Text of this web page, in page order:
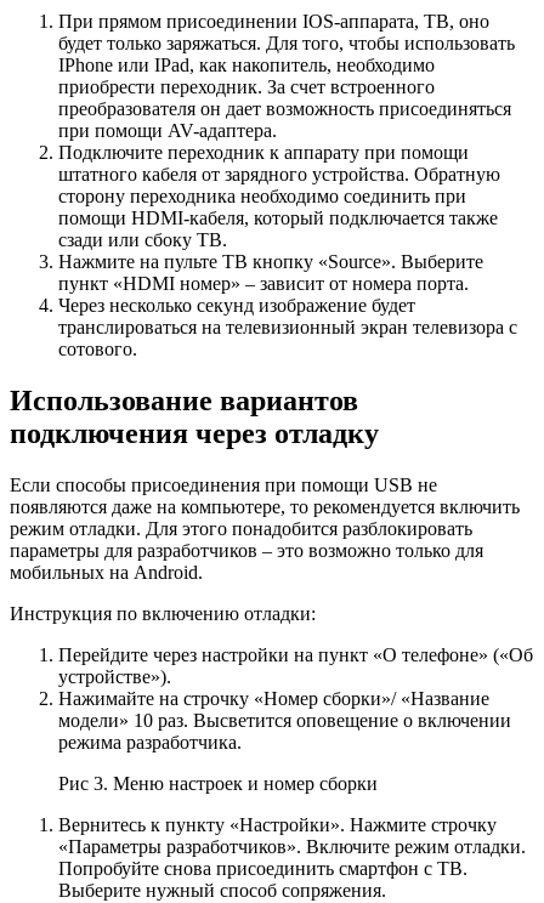
При прямом присоединении IOS-аппарата, ТВ, оно
будет только заряжаться. Для того, чтобы использовать
IPhone или IPad, как накопитель, необходимо
приобрести переходник. За счет встроенного
преобразователя он дает возможность присоединяться
при помощи AV-адаптера.
Подключите переходник к аппарату при помощи
штатного кабеля от зарядного устройства. Обратную
сторону переходника необходимо соединить при
помощи HDMI-кабеля, который подключается также
сзади или сбоку ТВ.
Нажмите на пульте ТВ кнопку «Source». Выберите
пункт «HDMI номер» – зависит от номера порта.
Через несколько секунд изображение будет
транслироваться на телевизионный экран телевизора с
сотового.
Использование вариантов
подключения через отладку
Если способы присоединения при помощи USB не
появляются даже на компьютере, то рекомендуется включить
режим отладки. Для этого понадобится разблокировать
параметры для разработчиков – это возможно только для
мобильных на Android.
Инструкция по включению отладки:
Перейдите через настройки на пункт «О телефоне» («Об
устройстве»).
Нажимайте на строчку «Номер сборки»/ «Название
модели» 10 раз. Высветится оповещение о включении
режима разработчика.
Рис 3. Меню настроек и номер сборки
Вернитесь к пункту «Настройки». Нажмите строчку
«Параметры разработчиков». Включите режим отладки.
Попробуйте снова присоединить смартфон с ТВ.
Выберите нужный способ сопряжения.